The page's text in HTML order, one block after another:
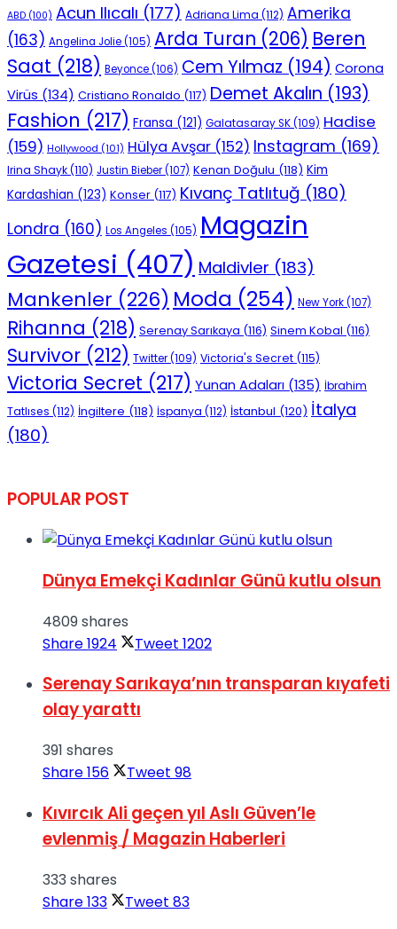
ABD (100) Acun Ilıcalı (177) Adriana Lima (112) Amerika
(163) Angelina Jolie(105) Arda Turan (206) Beren
Saat (218) Beyonce(106) Cem Yılmaz (194) Corona
Virüs (134) Cristiano Ronaldo (117) Demet Akalın (193)
Fashion (217) Fransa (121) Galatasaray SK(109) Hadise
(159) Hollywood (101) Hülya Avşar (152) Instagram (169)
Irina Shayk(110) Justin Bieber(107) Kenan Doğulu (118) Kim
Kardashian (123) Konser (117) Kıvanç Tatlıtuğ (180)
Londra (160) Los Angeles (105) Magazin
Gazetesi (407) Maldivler (183)
Mankenler (226) Moda (254) New York(107)
Rihanna (218) Serenay Sarıkaya (116) Sinem Kobal (116)
Survivor (212) Twitter(109) Victoria's Secret (115)
Victoria Secret (217) Yunan Adaları (135) İbrahim
Tatlıses (112) İngiltere (118) İspanya (112) İstanbul (120) İtalya
(180)
POPULAR POST
Dünya Emekçi Kadınlar Günü kutlu olsun
4809 shares
Share1924 Tweet 1202
Serenay Sarıkaya’nın transparan kıyafeti
olay yarattı
391 shares
Share156 Tweet 98
Kıvırcık Ali geçen yıl Aslı Güven’le
evlenmiş / Magazin Haberleri
333 shares
Share133 Tweet 83